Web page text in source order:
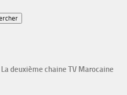
deuxième chaine TV Marocaine